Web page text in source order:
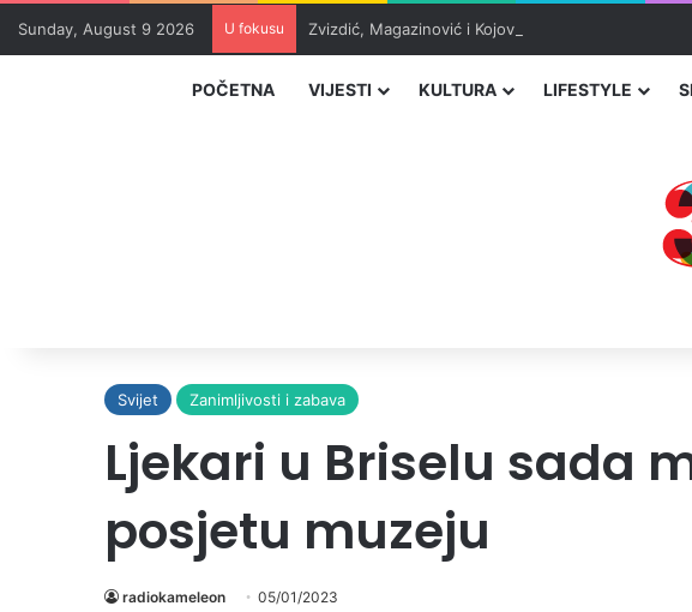
Sunday, August 9 2026 U fokusu Zvizdić, Magazinović i Kojović traže poseban
POČETNA VIJESTI KULTURA LIFESTYLE
Svijet Zanimljivosti i zabava
Ljekari u Briselu sada
posjetu muzeju
radiokameleon 05/01/2023